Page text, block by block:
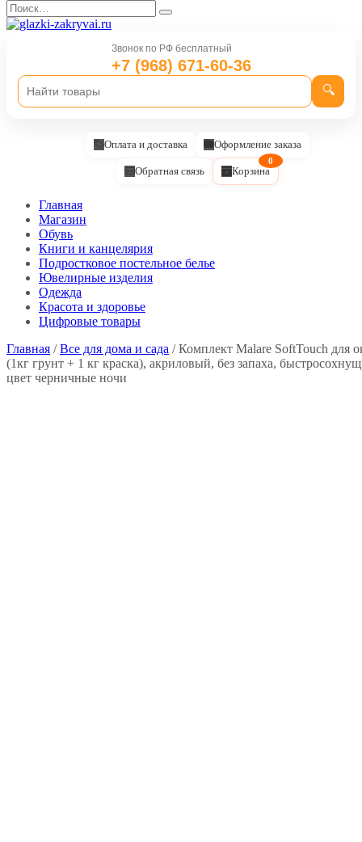
Перейти
к
содержанию
Search
for:
Звонок по РФ бесплатный
+7 (968) 671-60-36
🔍
Оплата и доставка Оформление заказа
Обратная связь Корзина
0
Главная
Магазин
Обувь
Книги и канцелярия
Подростковое постельное белье
Ювелирные изделия
Одежда
Красота и здоровье
Цифровые товары
Главная /Все для дома и сада / Комплект Malare SoftTouch для
(1кг грунт + 1 кг краска), акриловый, без запаха,
цвет черничные ночи